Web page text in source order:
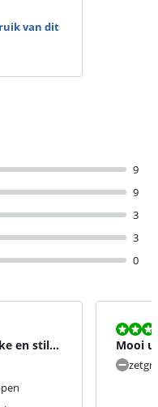
van dit
reviews.
9
9
3
3
0
en stille
Mooi